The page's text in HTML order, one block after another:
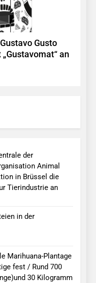
Gusto
an
der
Animal
in Brüssel die
Tierindustrie an
in der
Marihuana-Plantage
fest / Rund 700
30 Kilogramm